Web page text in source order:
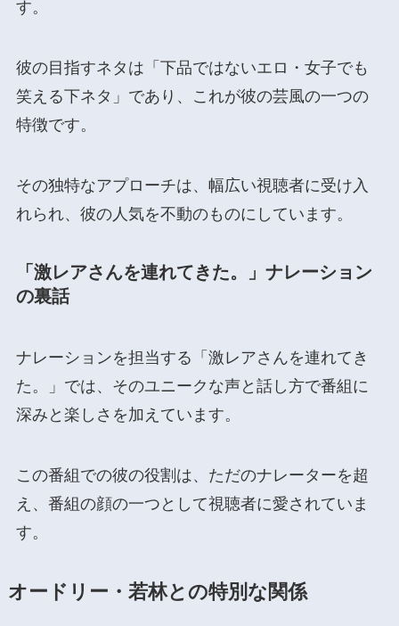
す。
彼の目指すネタは「下品ではないエロ・女子でも
笑える下ネタ」であり、これが彼の芸風の一つの
特徴です​​。
その独特なアプローチは、幅広い視聴者に受け入
れられ、彼の人気を不動のものにしています。
「激レアさんを連れてきた。」ナレーション
の裏話
ナレーションを担当する「激レアさんを連れてき
た。」では、そのユニークな声と話し方で番組に
深みと楽しさを加えています​​。
この番組での彼の役割は、ただのナレーターを超
え、番組の顔の一つとして視聴者に愛されていま
す。
オードリー・若林との特別な関係